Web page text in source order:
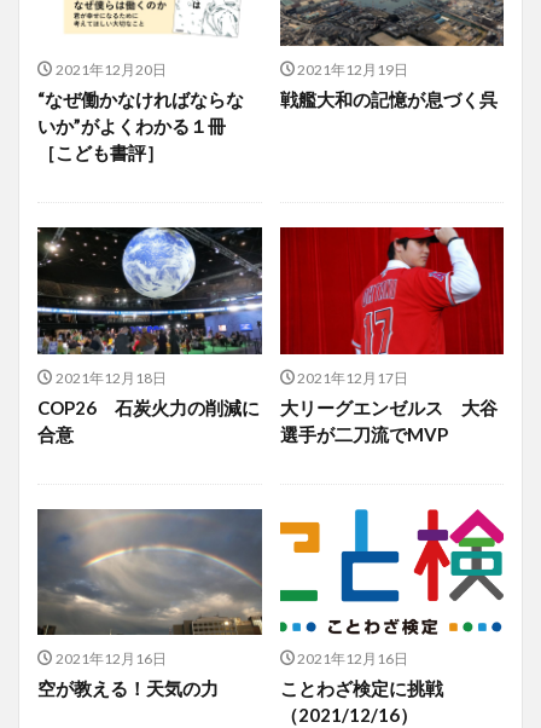
2021年12月20日
“なぜ働かなければならな
いか”がよくわかる１冊
［こども書評］
2021年12月19日
戦艦大和の記憶が息づく呉
2021年12月18日
COP26 石炭火力の削減に
合意
2021年12月17日
大リーグエンゼルス 大谷
選手が二刀流でMVP
2021年12月16日
空が教える！天気の力
2021年12月16日
ことわざ検定に挑戦
（2021/12/16）